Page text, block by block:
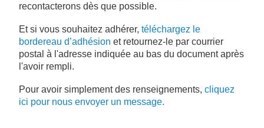
recontacterons dès que possible.
Et si vous souhaitez adhérer, téléchargez le
bordereau d’adhésion et retournez-le par courrier
postal à l'adresse indiquée au bas du document après
l'avoir rempli.
Pour avoir simplement des renseignements, cliquez
ici pour nous envoyer un message.